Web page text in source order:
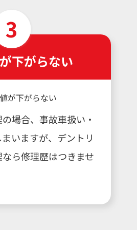
下がらない
場合、事故車扱い・
いますが、デントリ
ら修理歴はつきませ